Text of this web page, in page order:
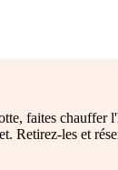
faites chauffer
Retirez-les et